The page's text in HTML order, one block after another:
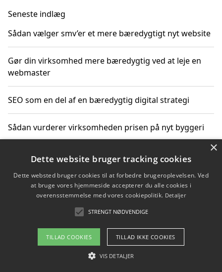
Seneste indlæg
Sådan vælger smv’er et mere bæredygtigt nyt website
Gør din virksomhed mere bæredygtig ved at leje en
webmaster
SEO som en del af en bæredygtig digital strategi
Sådan vurderer virksomheden prisen på nyt byggeri
Sådan får du hjælp til en hjemmeside uden binding
Copyright 2026 - Pilanto Aps
Om / kontakt
Blog Betingelser
×
Dette website bruger tracking cookies
Dette websted bruger cookies til at forbedre brugeroplevelsen. Ved
at bruge vores hjemmeside accepterer du alle cookies i
overensstemmelse med vores cookiepolitik. Detaljer
STRENGT NØDVENDIGE
TILLAD COOKIES TILLAD IKKE COOKIES
VIS DETALJER